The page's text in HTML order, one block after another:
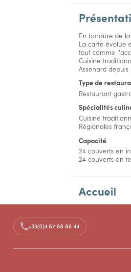
En bordure de
La carte évolue
tout comme
Cuisine
Assenard depuis
Type de
Restaurant
Spécialités
Cuisine
Régionales
Capacité
24 couverts en
24 couverts en
Accueil
Tarifs
+33(0)4 67 88 86 44